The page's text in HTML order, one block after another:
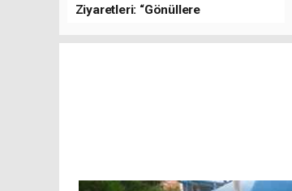
Ziyaretleri: “Gönüllere